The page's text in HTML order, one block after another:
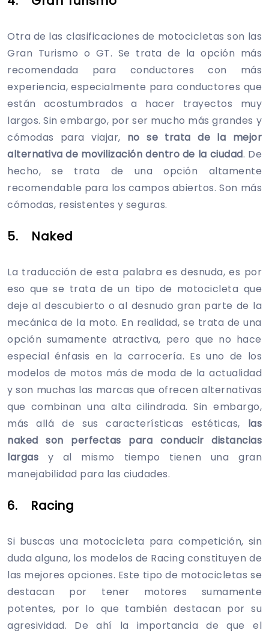
Otra de las clasificaciones de motocicletas son las
Gran Turismo o GT. Se trata de la opción más
recomendada para conductores con más
experiencia, especialmente para conductores que
están acostumbrados a hacer trayectos muy
largos. Sin embargo, por ser mucho más grandes y
cómodas para viajar, no se trata de la mejor
alternativa de movilización dentro de la ciudad. De
hecho, se trata de una opción altamente
recomendable para los campos abiertos. Son más
cómodas, resistentes y seguras.
5. Naked
La traducción de esta palabra es desnuda, es por
eso que se trata de un tipo de motocicleta que
deje al descubierto o al desnudo gran parte de la
mecánica de la moto. En realidad, se trata de una
opción sumamente atractiva, pero que no hace
especial énfasis en la carrocería. Es uno de los
modelos de motos más de moda de la actualidad
y son muchas las marcas que ofrecen alternativas
que combinan una alta cilindrada. Sin embargo,
más allá de sus características estéticas, las
naked son perfectas para conducir distancias
largas y al mismo tiempo tienen una gran
manejabilidad para las ciudades.
6. Racing
Si buscas una motocicleta para competición, sin
duda alguna, los modelos de Racing constituyen de
las mejores opciones. Este tipo de motocicletas se
destacan por tener motores sumamente
potentes, por lo que también destacan por su
agresividad. De ahí la importancia de que el